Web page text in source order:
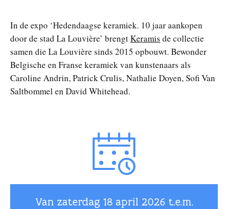
In de expo ‘Hedendaagse keramiek. 10 jaar aankopen
door de stad La Louvière’ brengtKeramis de collectie
samen die La Louvière sinds 2015 opbouwt. Bewonder
Belgische en Franse keramiek van kunstenaars als
Caroline Andrin, Patrick Crulis, Nathalie Doyen, Sofi Van
Saltbommel en David Whitehead.
Van zaterdag 18 april 2026 t.e.m.